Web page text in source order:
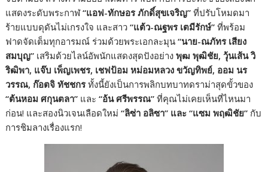
แสดงระดับพระกาฬ“แอฟ-ทักษอร ภักดิ์สุขเจริญ” ที่ปรับโหมดมา
ร้ายแบบดุดันไม่เกรงใจ และสาว“แต้ว-ณฐพร เตมีรักษ์” ที่พร้อม
ฟาดจัดเต็มทุกอารมณ์ ร่วมด้วยพระเอกละมุน“นาย-ณภัทร เสียง
สมบุญ” เสริมด้วยไลน์อัพนักแสดงสุดปังอย่างพุฒ พุฒิชัย, วุ้นเส้น วิ
ริฒิพา, แจ๊บ เพ็ญเพชร, เชฟป้อม หม่อมหลวง ขวัญทิพย์, ออม นร
วรรณ, ก๊อตจิ ทัชชกรทั้งนี้ยังเป็นการพลิกบทบาทดราม่าสุดขั้วของ
“ต้นหอม ศกุนตลา” และ“อ้น ศรีพรรณ” ที่คุณไม่เคยเห็นที่ไหนมา
ก่อน! และสองนิวเจนเลือดใหม่“ลิซ่า อลิซา” และ “แซม พฤฒิชัย” กับ
การชิมลางเรื่องแรก!